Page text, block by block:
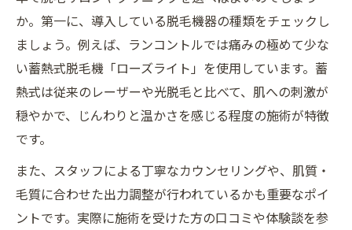
か。第一に、導入している脱毛機器の種類をチェックし
ましょう。例えば、ランコントルでは痛みの極めて少な
い蓄熱式脱毛機「ローズライト」を使用しています。蓄
熱式は従来のレーザーや光脱毛と比べて、肌への刺激が
穏やかで、じんわりと温かさを感じる程度の施術が特徴
です。
また、スタッフによる丁寧なカウンセリングや、肌質・
毛質に合わせた出力調整が行われているかも重要なポイ
ントです。実際に施術を受けた方の口コミや体験談を参